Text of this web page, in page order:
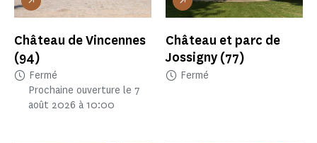
Château de Vincennes
(94)
Fermé
Prochaine ouverture le 7
août 2026 à 10:00
Château et parc de
Jossigny(77)
Fermé